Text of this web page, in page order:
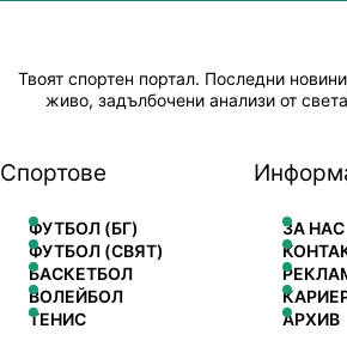
Твоят спортен портал. Последни
живо, задълбочени анализи от
Спортове
ФУТБОЛ (БГ)
ФУТБОЛ (СВЯТ)
БАСКЕТБОЛ
ВОЛЕЙБОЛ
ТЕНИС
ЗА НАС
АРХИВ